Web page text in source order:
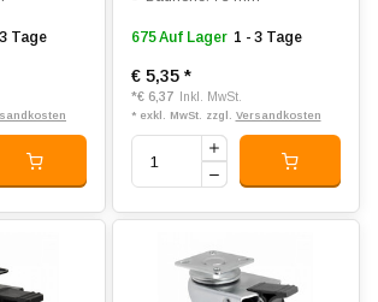
Tage 675 Auf Lager 1 - 3 Tage
€ 5,35 *
*€ 6,37 Inkl. MwSt.
* exkl. MwSt. zzgl. Versandkosten